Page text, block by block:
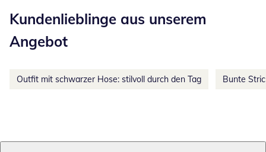
Kundenlieblinge aus unserem
Angebot
Outfit mit schwarzer Hose: stilvoll durch den Tag Bunte